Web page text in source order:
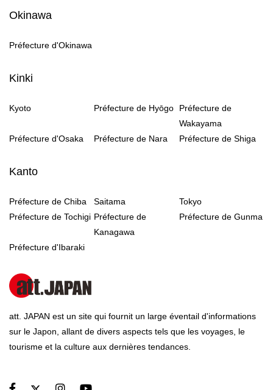
Okinawa
Préfecture d'Okinawa
Kinki
Kyoto Préfecture de Hyōgo
Préfecture de
Wakayama
Préfecture d'Osaka
Préfecture de Nara Préfecture de Shiga
Kanto
Préfecture de Chiba Saitama
Tokyo
Préfecture de Tochigi Préfecture de
Kanagawa
Préfecture de Gunma
Préfecture d'Ibaraki
att. JAPAN est un site qui fournit un large éventail d'informations
sur le Japon, allant de divers aspects tels que les voyages, le
tourisme et la culture aux dernières tendances.